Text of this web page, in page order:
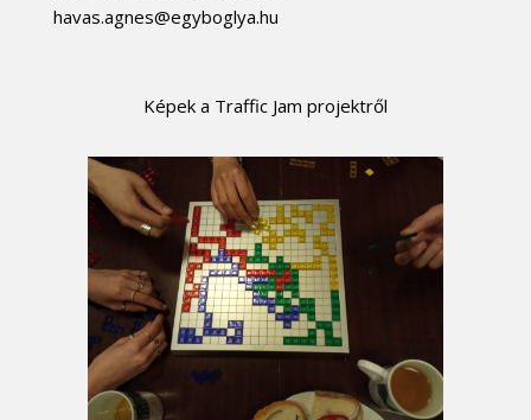
havas.agnes@egyboglya.hu
Képek a Traffic Jam projektről